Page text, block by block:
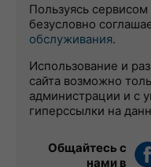
Пользуясь
безусловно
обслуживания.
Использование и
сайта возможно
администрации и с
гиперссылки на
Общайтесь с
нами в